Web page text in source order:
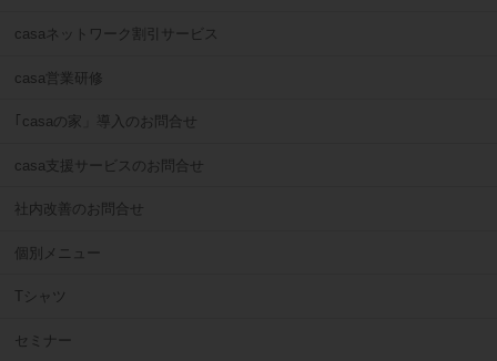
casaネットワーク割引サービス
casa営業研修
｢casaの家」導入のお問合せ
casa支援サービスのお問合せ
社内改善のお問合せ
個別メニュー
Tシャツ
セミナー